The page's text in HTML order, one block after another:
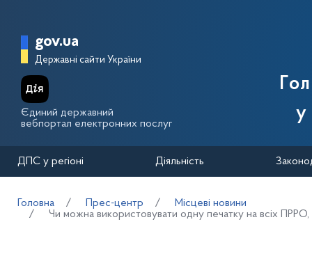
Головна сторінка Державної
gov.ua
Державні сайти України
Єдиний державний
вебпортал електронних послуг
у
ДПС у регіоні Діяльність
Головна Прес-центр
Місцеві новини
Чи можна використовувати одну печатку на всіх